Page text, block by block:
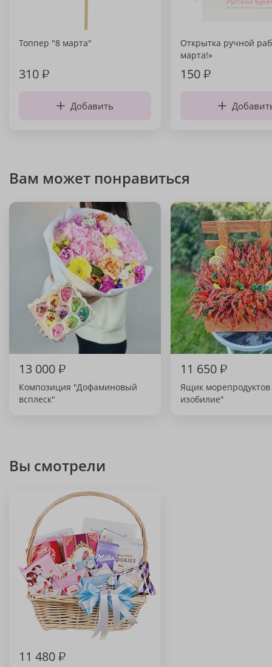
Топпер "8 марта"
310₽
Добавить
Открытка ручной
марта!»
150₽
Вам может понравиться
13 000₽
Композиция "Дофаминовый
всплеск"
11 650₽
Ящик морепродуктов
изобилие"
Вы смотрели
11 480₽